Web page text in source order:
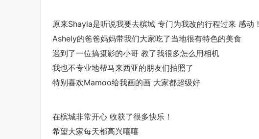
原来Shayla是听说我要去槟城 专门为我改的行程过来 感动！
Ashely的爸爸妈妈带我们大家吃了当地很有特色的美食
遇到了一位搞摄影的小哥 教了我很多怎么用相机
我也不专业地帮马来西亚的朋友们拍照了
特别喜欢Mamoo给我画的画 大家都超级好
在槟城非常开心 收获了很多快乐！
希望大家每天都高兴嘻嘻